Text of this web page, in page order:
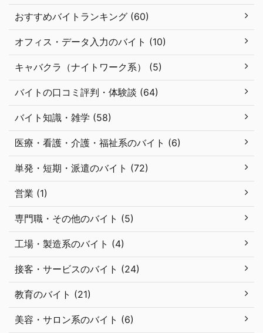
おすすめバイトランキング (60)
オフィス・データ入力のバイト (10)
キャバクラ（ナイトワーク系） (5)
バイトの口コミ評判・体験談 (64)
バイト知識・雑学 (58)
医療・看護・介護・福祉系のバイト (6)
単発・短期・派遣のバイト (72)
営業 (1)
専門職・その他のバイト (5)
工場・製造系のバイト (4)
接客・サービスのバイト (24)
教育のバイト (21)
美容・サロン系のバイト (6)